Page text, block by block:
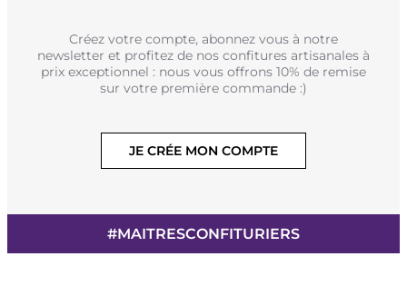
Créez votre compte, abonnez vous à notre
newsletter et profitez de nos confitures artisanales à
prix exceptionnel : nous vous offrons 10% de remise
sur votre première commande :)
JE CRÉE MON COMPTE
#MAITRESCONFITURIERS